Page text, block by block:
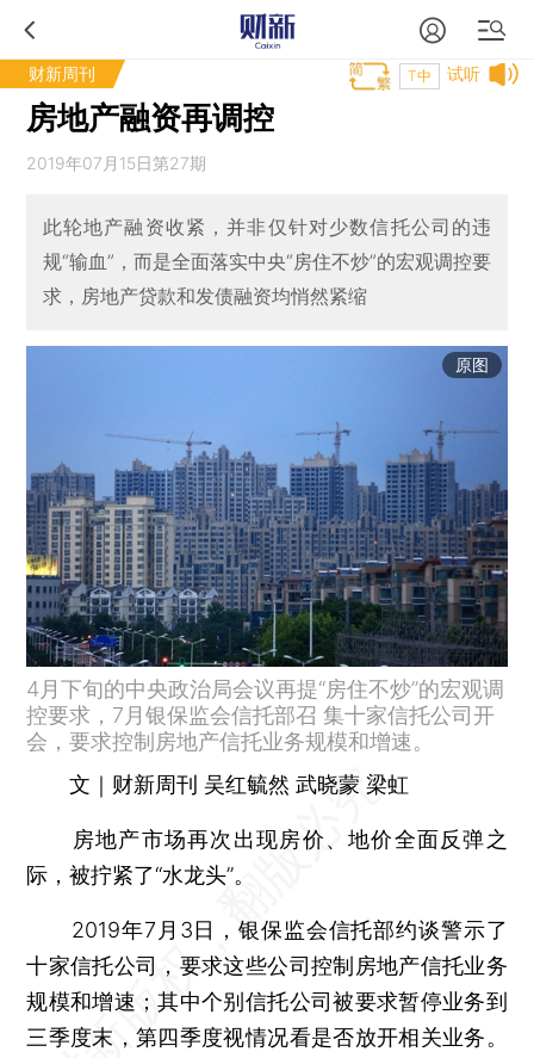
财新周刊 试听
T中
房地产融资再调控
2019年07月15日第27期
此轮地产融资收紧，并非仅针对少数信托公司的违
规“输血”，而是全面落实中央“房住不炒”的宏观调控要
求，房地产贷款和发债融资均悄然紧缩
原图
4月下旬的中央政治局会议再提“房住不炒”的宏观调
控要求，7月银保监会信托部召 集十家信托公司开
会，要求控制房地产信托业务规模和增速。
文｜财新周刊 吴红毓然 武晓蒙 梁虹
房地产市场再次出现房价、地价全面反弹之
际，被拧紧了“水龙头”。
2019年7月3日，银保监会信托部约谈警示了
十家信托公司，要求这些公司控制房地产信托业务
规模和增速；其中个别信托公司被要求暂停业务到
三季度末，第四季度视情况看是否放开相关业务。